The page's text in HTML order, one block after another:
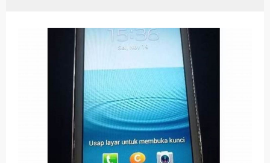
Bitcoin Miner Android: Apa Itu Dan Bagaimana Cara Menggunakannya
Pp Wa Couple Pasangan: Cara Terbaik Untuk Menjaga Hubungan
Cara Mengecek Windows Ori
Simpan Profil Ig Dengan Mudah
Aplikasi Togel Android: Solusi Praktis Untuk Pecinta Togel